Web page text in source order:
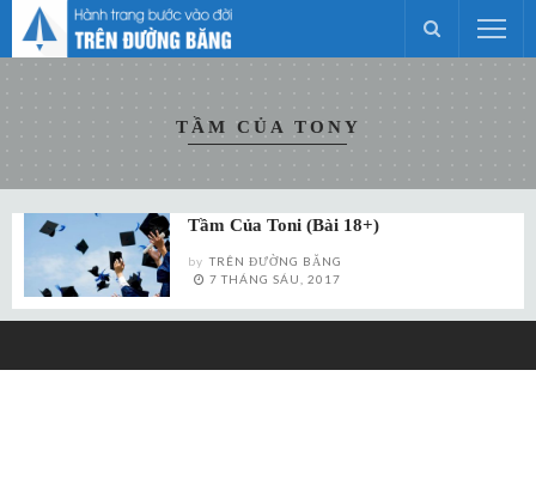
TẦM CỦA TONY
Tầm Của Toni (bài 18+)
by TRÊN ĐƯỜNG BĂNG
7 THÁNG SÁU, 2017